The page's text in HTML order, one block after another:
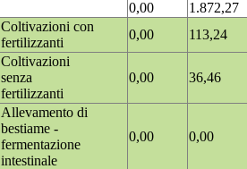
0,00
1.872,27
Coltivazioni con
fertilizzanti
0,00
113,24
Coltivazioni
senza
fertilizzanti
0,00 36,46
Allevamento di
bestiame -
fermentazione
intestinale
0,00 0,00